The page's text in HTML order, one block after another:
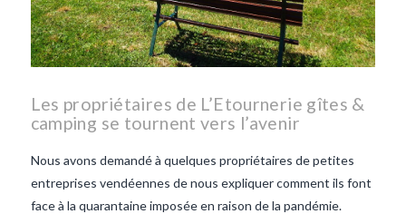
Les propriétaires de L’Etournerie gîtes &
camping se tournent vers l’avenir
Nous avons demandé à quelques propriétaires de petites
entreprises vendéennes de nous expliquer comment ils font
face à la quarantaine imposée en raison de la pandémie.